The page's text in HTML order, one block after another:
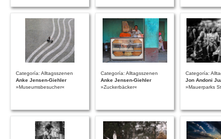
Categoría: Alltagsszenen
Anke Jensen-Giehler
»Museumsbesucher«
Categoría: Alltagsszenen
Anke Jensen-Giehler
»Zuckerbäcker«
Categoría:
Jon Andoni
»Mauerparks